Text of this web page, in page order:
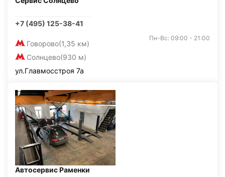
+7 (495) 125-38-41
Говорово(1,35 км)
Солнцево(930 м)
Пн-Вс: 09:00 - 21:00
ул.Главмосстроя 7а
Автосервис Раменки